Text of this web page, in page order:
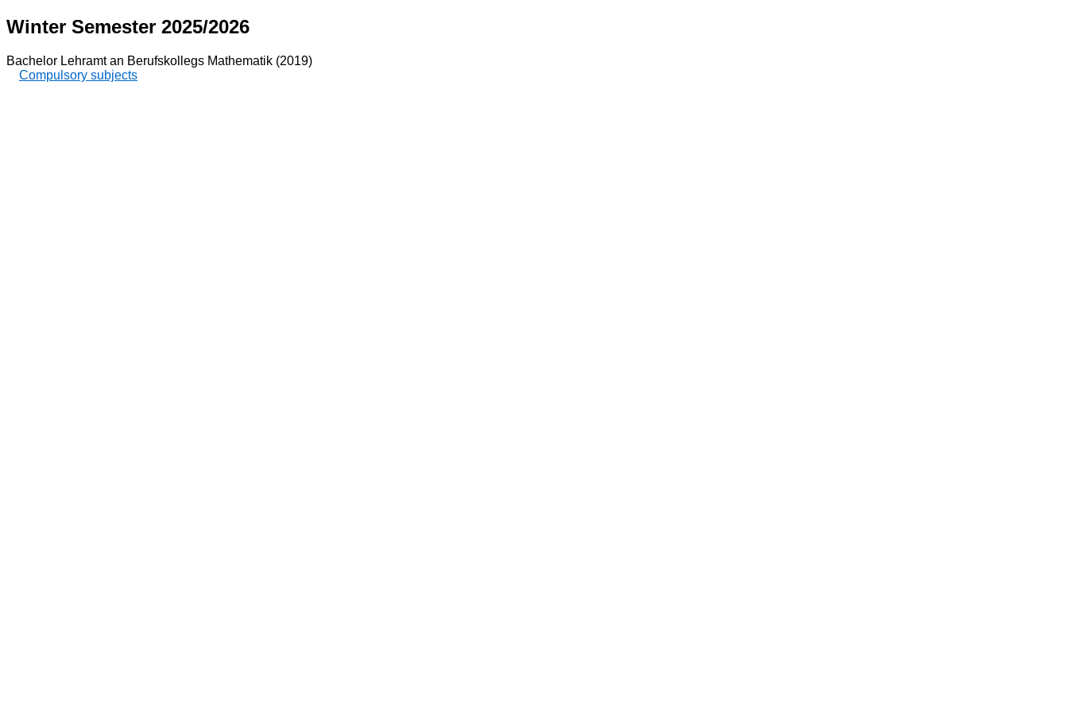
Winter Semester 2025/2026
Bachelor Lehramt an Berufskollegs Mathematik (2019)
Compulsory subjects